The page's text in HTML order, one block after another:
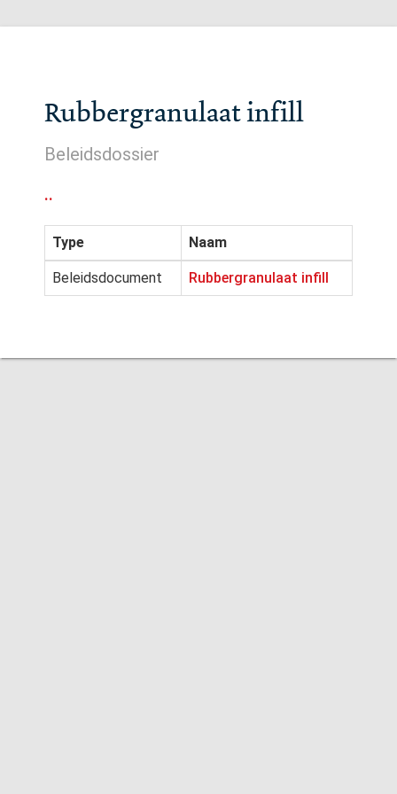
Rubbergranulaat infill
Beleidsdossier
..
Type Naam
Beleidsdocument Rubbergranulaat infill